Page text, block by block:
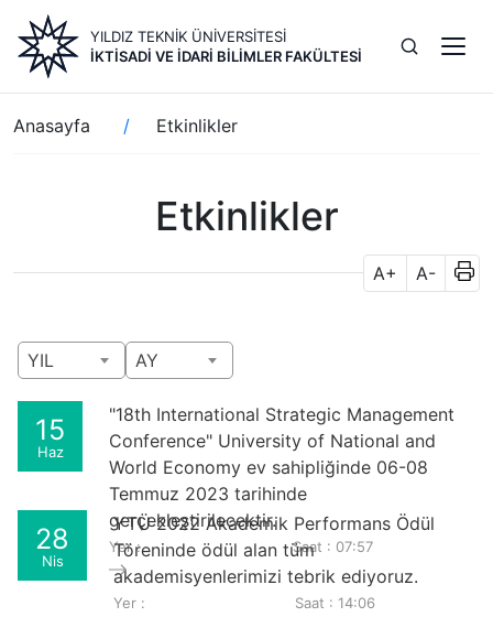
içeriğe
atla
YILDIZ TEKNİK ÜNİVERSİTESİ
İKTİSADİ VE İDARİ BİLİMLER FAKÜLTESİ
Sayfa
yolu
Anasayfa Etkinlikler
Etkinlikler
A+ A-
YIL AY
15
Haz
"18th International Strategic Management
Conference" University of National and
World Economy ev sahipliğinde 06-08
Temmuz 2023 tarihinde
gerçekleştirilecektir.
Yer : Saat : 07:57
28
Nis
YTÜ 2022 Akademik Performans Ödül
Töreninde ödül alan tüm
akademisyenlerimizi tebrik ediyoruz.
Yer : Saat : 14:06